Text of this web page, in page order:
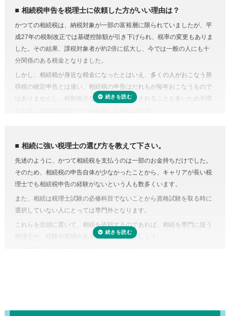
相続税の申告や準確定申告
相続税には申告書の他、総額の計算書、生命保険・財産・債務の明細書
など非常に多くの書類作成が必要となります。もちろん、相続人自身で
申告することもできますが、不動産や非上場株式などは財産の評価が難
しく書類作成も煩雑なことから、税理士に依頼するのが一般的です。
準確定申告とは、亡くなった方の所得の確定と納税の手続きを相続人が
代わりにおこなうこと。準確定申告の対象となるのは1月1日から亡くな
った日までの所得ですが、前年分も申告前であれば合わせて手続きをお
人生で数回程度の相続税申告をするためだけに、相続税に関する調べも
のや資料集めに相当の時間と労力を費やすことを考えてみると、税金の
プロの税理士に頼むという選択肢がコストに見合うものだと納得がいく
のではないでしょうか。
費用が気になる方は、相続税申告の費用を複数の専門家にまとめて依頼
できる「 相続費用見積ガイド 」をご利用ください。
相続税申告を税理士に依頼した方がいい理由は？
かつての相続税は、納税対象が一部の富裕層に限られていましたが、平
成27年の税制改正では基礎控除額が引き下げられ、税率の変更もありま
した。その結果、課税対象者が約2倍に拡大し、今では一般の人にも十
分関係のある税金となりました。
しかし、相続税が身近な税金になったとはいえ、多くの人がおこなう所
得税の確定申告とは違い、相続税の申告はだれもが毎年おこなうもので
はありませんし、税制改正などで内容が変更されることも多いため不慣
を減らしたり、納税額を少なくできる可能性があります。
しかし、どんな特例が使えるのかを知らない、または分からなければ、
特例を活用しないまま申告していることすら気づかないこともありえる
のです。また、たとえ単純な計算ミスだったとしても間違って申告して
しまえば罰金のペナルティ対象になるおそれもあります。仮に税務調査
対象となった場合、税理士に立ち会ってもらうことも可能です。
税理士に依頼しなくてもいい場合はある？
正味の遺産額（相続税の課税の対象となる財産の合計額）が相続税の基
相続に強い税理士の選び方を教えて下さい。
先述のように、かつて相続税を支払うのは一部のお金持ちだけでした。
そのため、相続税の申告自体が少なかったことから、キャリアが長い税
理士でも相続税申告の経験がないという人も数多くいます。
また、相続は税理士試験の必修科目でないことから資格試験を取る時に
選択していない人にとっては専門外となります。
これらを念頭に置いて、相続を依頼するのであれば、相続を専門に扱う
税理士や、経験や実績のある税理士を探しましょう。